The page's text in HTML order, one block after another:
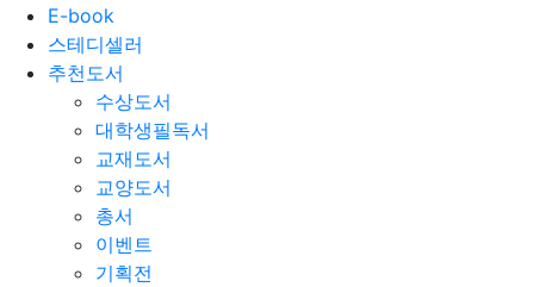
E-book
스테디셀러
추천도서
수상도서
대학생필독서
교재도서
교양도서
총서
이벤트
기획전